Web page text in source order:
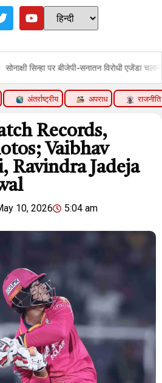
एजेंडा चलाने का दावा:पोस्ट में विराट कोहली
अंतर्राष्ट्रीय अपराध राजनीति
Records,
Vaibhav
Ravindra Jadeja
10, 2026 5:04 am